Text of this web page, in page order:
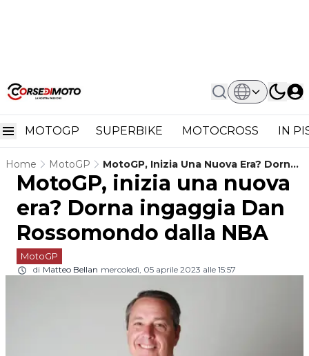
MOTOGP SUPERBIKE MOTOCROSS IN
Home MotoGP
MotoGP, Inizia Una Nuova Era? Dorna
Ingaggia Dan Rossomondo Dalla NBA
MotoGP, inizia una nuova
era? Dorna ingaggia Dan
Rossomondo dalla NBA
MotoGP
di Matteo Bellan mercoledì, 05 aprile 2023 alle 15:57